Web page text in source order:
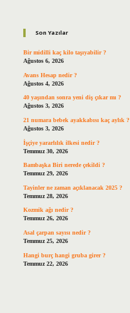
Son Yazılar
Bir midilli kaç kilo taşıyabilir ?
Ağustos 6, 2026
Avans Hesap nedir ?
Ağustos 4, 2026
40 yaşından sonra yeni diş çıkar mı ?
Ağustos 3, 2026
21 numara bebek ayakkabısı kaç aylık ?
Ağustos 3, 2026
İşçiye yararlılık ilkesi nedir ?
Temmuz 30, 2026
Bambaşka Biri nerede çekildi ?
Temmuz 29, 2026
Tayinler ne zaman açıklanacak 2025 ?
Temmuz 28, 2026
Kozmik ağı nedir ?
Temmuz 26, 2026
Asal çarpan sayısı nedir ?
Temmuz 25, 2026
Hangi burç hangi gruba girer ?
Temmuz 22, 2026